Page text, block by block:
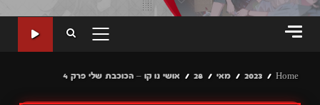
PRIMARY
Home
2023 מאי 28 אושי נו קו – הכוכבת שלי פרק 4